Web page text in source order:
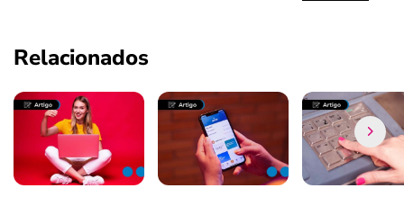
Relacionados